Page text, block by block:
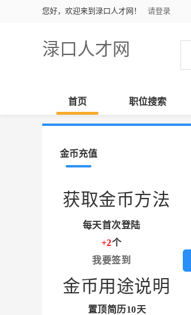
您好，欢迎来到渌口人才网！ 请登录
渌口人才网
首页 职位搜索
金币充值
获取金币方法
每天首次登陆
+2个
我要签到
金币用途说明
置顶简历10天